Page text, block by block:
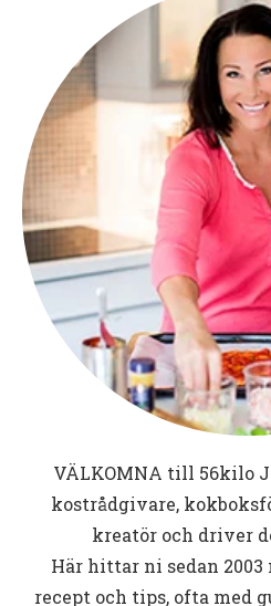
VÄLKOMNA till 56kilo
kostrådgivare,
kreatör och driver
Här hittar ni sedan 2003
recept och tips, ofta med